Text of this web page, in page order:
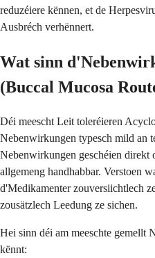
reduzéiere kënnen, et de
Ausbréch verhënnert.
Wat sinn
(Buccal Mucosa
Déi meescht Leit toleréieren
Nebenwirkungen typesch mild an
Nebenwirkungen geschéien direkt
allgemeng handhabbar. Verstoen
d'Medikamenter zouversiichtlech
zousätzlech Leedung ze sichen.
Hei sinn déi am meeschte gemellt
kënnt: